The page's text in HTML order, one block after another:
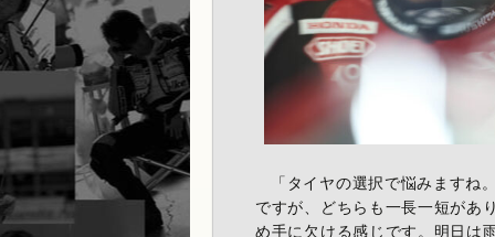
「タイヤの選択で悩みます
ですが、どちらも一長一短があ
め手に欠ける感じです。明日は